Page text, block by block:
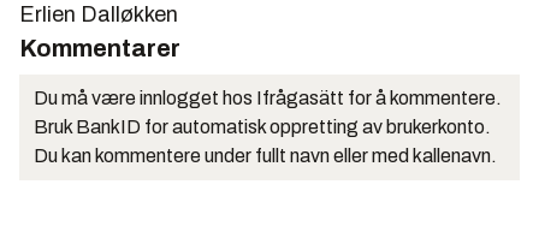
Erlien Dalløkken
Kommentarer
Du må være innlogget hos Ifrågasätt for å kommentere.
Bruk BankID for automatisk oppretting av brukerkonto.
Du kan kommentere under fullt navn eller med kallenavn.